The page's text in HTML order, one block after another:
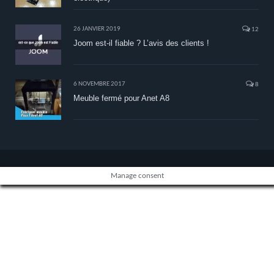
26 JANVIER 2019 12
Joom est-il fiable ? L’avis des clients !
6 NOVEMBRE 2017 8
Meuble fermé pour Anet A8
Manage consent